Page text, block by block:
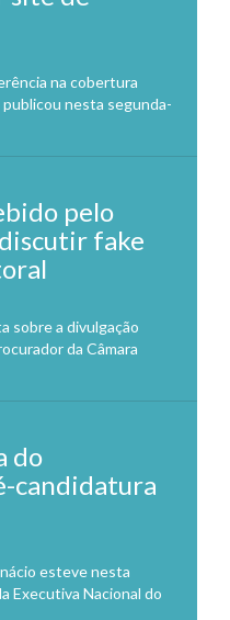
na cobertura
nesta segunda-
pelo
fake
sobre a divulgação
da Câmara
do
candidatura
esteve nesta
Executiva Nacional do